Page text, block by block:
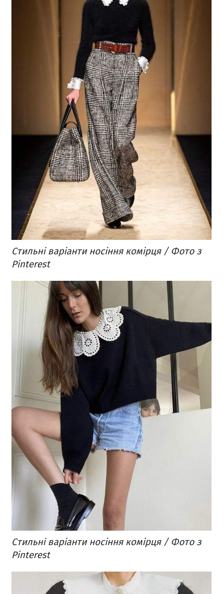
Стильні варіанти носіння комірця / Фото з
Pinterest
Стильні варіанти носіння комірця / Фото з
Pinterest